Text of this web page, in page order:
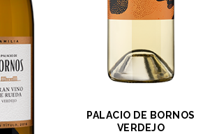
PALACIO DE BORNOS
VERDEJO